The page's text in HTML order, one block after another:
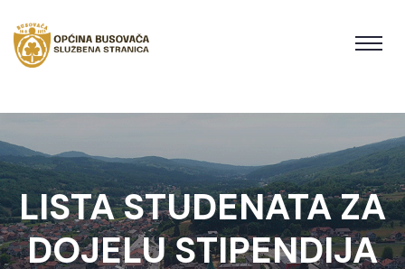
LISTA STUDENATA ZA
DOJELU STIPENDIJA